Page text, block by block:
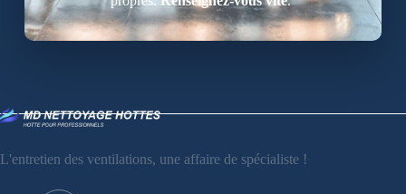
L'entretien des ventilations, une affaire de spécialiste !